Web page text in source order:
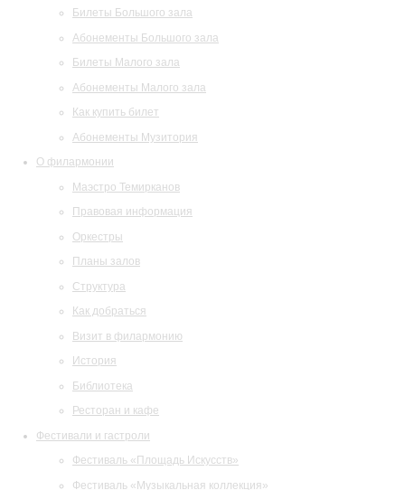
Билеты Большого зала
Абонементы Большого зала
Билеты Малого зала
Абонементы Малого зала
Как купить билет
Абонементы Музитория
О филармонии
Маэстро Темирканов
Правовая информация
Оркестры
Планы залов
Структура
Как добраться
Визит в филармонию
История
Библиотека
Ресторан и кафе
Фестивали и гастроли
Фестиваль «Площадь Искусств»
Фестиваль «Музыкальная коллекция»